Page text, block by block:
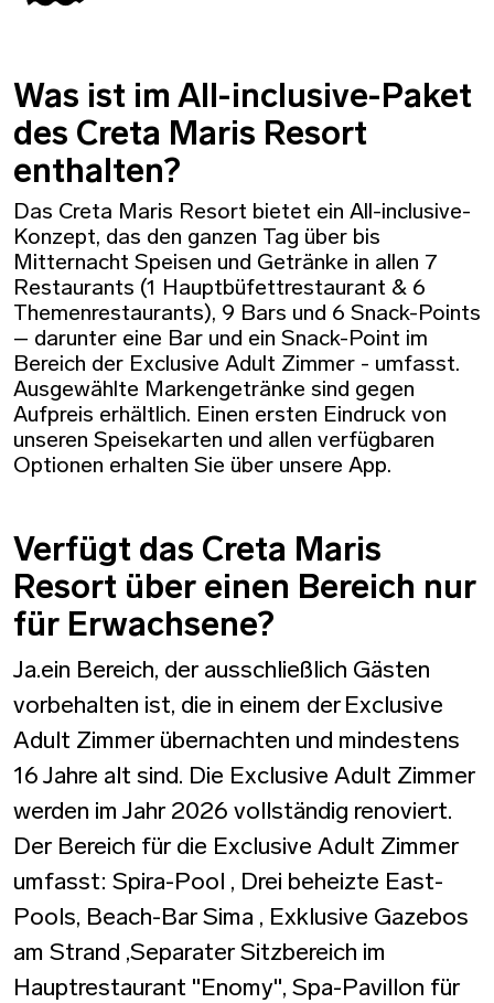
Was ist im All-inclusive-Paket
des Creta Maris Resort
enthalten?
Das Creta Maris Resort bietet ein All-inclusive-
Konzept, das den ganzen Tag über bis
Mitternacht Speisen und Getränke in allen 7
Restaurants (1 Hauptbüfettrestaurant & 6
Themenrestaurants), 9 Bars und 6 Snack-Points
– darunter eine Bar und ein Snack-Point im
Bereich der Exclusive Adult Zimmer - umfasst.
Ausgewählte Markengetränke sind gegen
Aufpreis erhältlich. Einen ersten Eindruck von
unseren Speisekarten und allen verfügbaren
Optionen erhalten Sie über unsere App.
Verfügt das Creta Maris
Resort über einen Bereich nur
für Erwachsene?
Ja.ein Bereich, der ausschließlich Gästen
vorbehalten ist, die in einem der Exclusive
Adult Zimmer übernachten und mindestens
16 Jahre alt sind. Die Exclusive Adult Zimmer
werden im Jahr 2026 vollständig renoviert.
Der Bereich für die Exclusive Adult Zimmer
umfasst: Spira-Pool , Drei beheizte East-
Pools, Beach-Bar Sima , Exklusive Gazebos
am Strand ,Separater Sitzbereich im
Hauptrestaurant "Enomy", Spa-Pavillon für